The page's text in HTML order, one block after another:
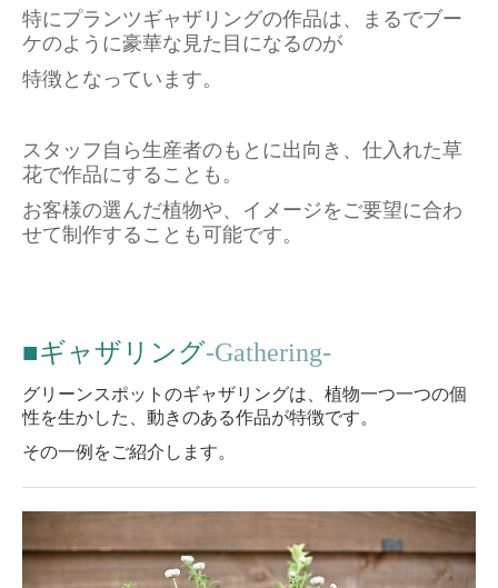
店舗情報
花の装飾
お庭づくり
各種教室情報
緑と風のガーデン
泉ボタニカルガーデン
特にプランツギャザリングの作品は、
まるでブー
ケのように豪華な見た 目になるのが
特徴となっています。
スタッフ自ら生産者のもとに出向き、仕入れた草
花で作品にすることも。
お客様の選んだ植物や、イメージをご要望に合わ
せて制作することも可能です。
■ギャザリング-Gathering-
グリーンスポットのギャザリングは、植物一つ一つの個
性を生かした、動きのある作品が特徴です。
その一例をご紹介します。